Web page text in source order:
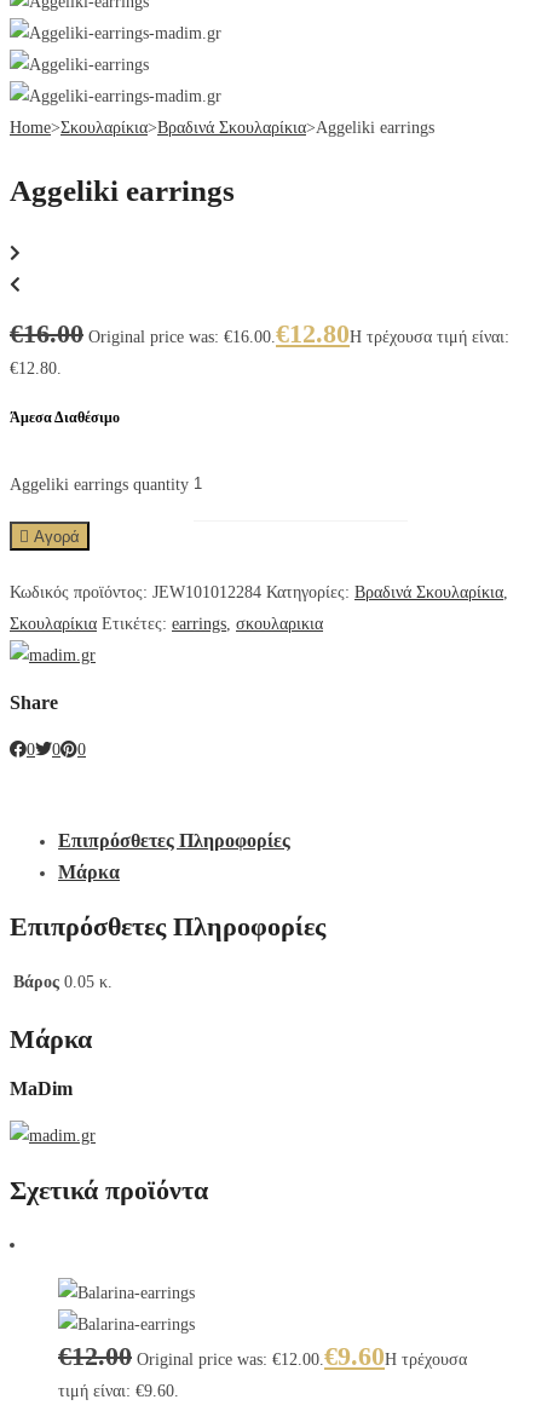
Home>Σκουλαρίκια>Βραδινά Σκουλαρίκια>Aggeliki earrings
Aggeliki earrings
€16.00 Original price was: €16.00. €12.80Η τρέχουσα τιμή είναι:
€12.80.
Άμεσα Διαθέσιμο
Aggeliki earrings quantity
Αγορά
Κωδικός προϊόντος: JEW101012284 Κατηγορίες: Βραδινά Σκουλαρίκια
Σκουλαρίκια Ετικέτες: earrings σκουλαρικια
Share
0 0 0
Επιπρόσθετες Πληροφορίες
Μάρκα
Επιπρόσθετες Πληροφορίες
Βάρος 0.05 κ.
Μάρκα
MaDim
Σχετικά προϊόντα
€12.00 Original price was: €12.00. €9.60Η τρέχουσα
τιμή είναι: €9.60.